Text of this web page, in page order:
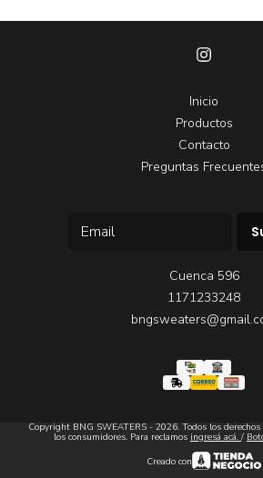
Inicio
Productos
Contacto
Preguntas
Cuenca 596
1171233248
Copyright BNG SWEATERS - 2026. Todos los
los consumidores. Para reclamos ingresá acá. /
Creado con